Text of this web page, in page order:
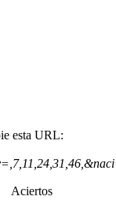
esta URL:
Aciertos